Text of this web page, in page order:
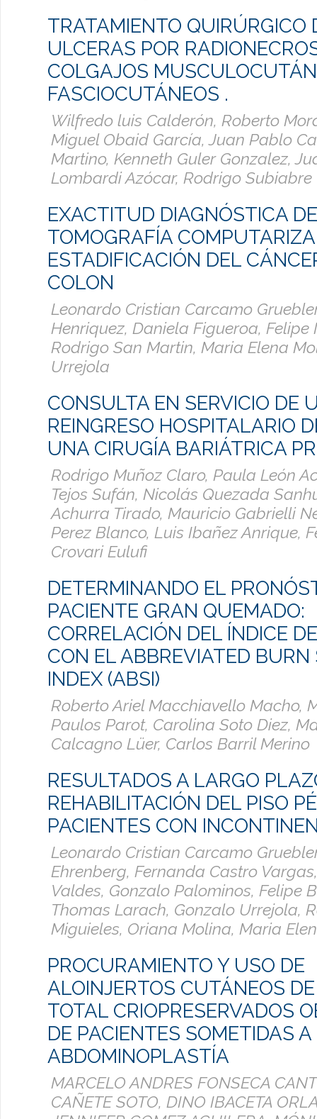
TRATAMIENTO QUIRÚRGICO
ULCERAS POR
COLGAJOS
FASCIOCUTÁNEOS .
Wilfredo luis Calderón, Roberto
Miguel Obaid García, Juan Pablo
Martino, Kenneth Guler Gonzalez,
Lombardi Azócar, Rodrigo Subiabre
EXACTITUD DIAGNÓSTICA
TOMOGRAFÍA
ESTADIFICACIÓN DEL
COLON
Leonardo Cristian Carcamo
Henriquez, Daniela Figueroa, Felipe
Rodrigo San Martin, Maria Elena
Urrejola
CONSULTA EN SERVICIO DE
REINGRESO HOSPITALARIO
UNA CIRUGÍA BARIÁTRICA
Rodrigo Muñoz Claro, Paula León
Tejos Sufán, Nicolás Quezada
Achurra Tirado, Mauricio Gabrielli
Perez Blanco, Luis Ibañez Anrique,
Crovari Eulufi
DETERMINANDO EL
PACIENTE GRAN QUEMADO:
CORRELACIÓN DEL ÍNDICE
CON EL ABBREVIATED BURN
INDEX (ABSI)
Roberto Ariel Macchiavello Macho,
Paulos Parot, Carolina Soto Diez,
Calcagno Lüer, Carlos Barril Merino
RESULTADOS A LARGO
REHABILITACIÓN DEL PISO
PACIENTES CON
Leonardo Cristian Carcamo
Ehrenberg, Fernanda Castro
Valdes, Gonzalo Palominos, Felipe
Thomas Larach, Gonzalo Urrejola,
Miguieles, Oriana Molina, Maria
PROCURAMIENTO Y USO DE
ALOINJERTOS CUTÁNEOS
TOTAL CRIOPRESERVADOS
DE PACIENTES SOMETIDAS A
ABDOMINOPLASTÍA
MARCELO ANDRES FONSECA
CAÑETE SOTO, DINO IBACETA